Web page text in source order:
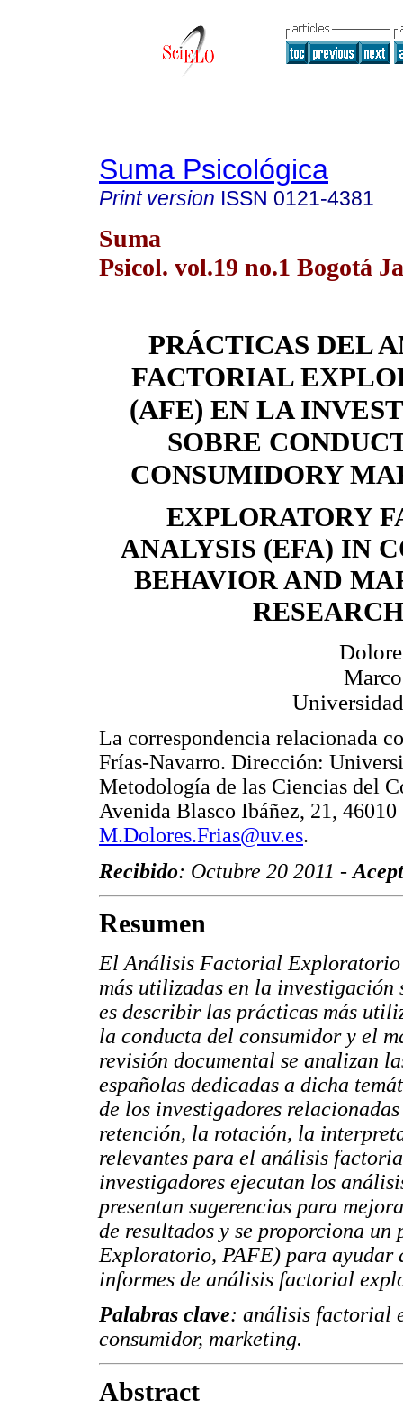
Suma Psicológica
Print version ISSN 0121-4381
Suma
Psicol. vol.19 no.1 Bogotá
PRÁCTICAS DEL
FACTORIAL
(AFE) EN LA
SOBRE
CONSUMIDORY
EXPLORATORY
ANALYSIS (EFA) IN
BEHAVIOR AND
RESEARCH
La correspondencia relacionada
Frías-Navarro. Dirección:
Metodología de las Ciencias del
Avenida Blasco Ibáñez, 21,
M.Dolores.Frias@uv.es.
Recibido: Octubre 20 2011 -
Resumen
El Análisis Factorial Exploratorio
más utilizadas en la
es describir las prácticas más
la conducta del consumidor y el
revisión documental se analizan
españolas dedicadas a dicha
de los investigadores
retención, la rotación, la
relevantes para el análisis
investigadores ejecutan los
presentan sugerencias para
de resultados y se proporciona
Exploratorio, PAFE) para ayudar
informes de análisis factorial
Palabras clave: análisis factorial
consumidor, marketing.
Abstract